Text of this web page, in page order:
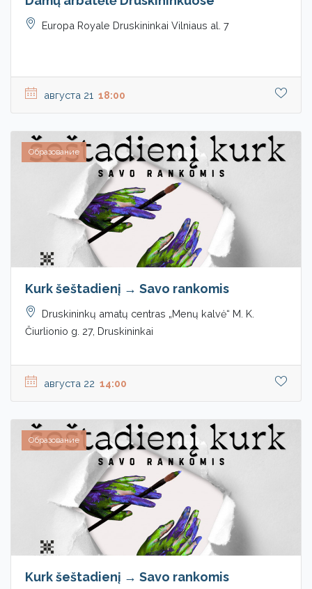
Europa Royale Druskininkai Vilniaus al. 7
августа 21 18:00
Образование
Kurk šeštadienį → Savo rankomis
Druskininkų amatų centras „Menų kalvė“ M. K.
Čiurlionio g. 27, Druskininkai
августа 22 14:00
Образование
Kurk šeštadienį → Savo rankomis